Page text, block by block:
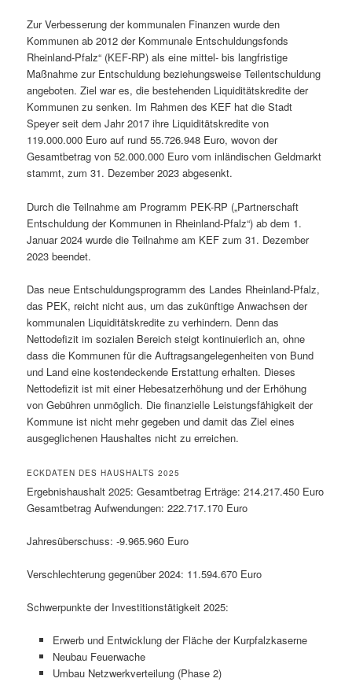
Zur Verbesserung der kommunalen Finanzen wurde den
Kommunen ab 2012 der Kommunale Entschuldungsfonds
Rheinland-Pfalz“ (KEF-RP) als eine mittel- bis langfristige
Maßnahme zur Entschuldung beziehungsweise Teilentschuldung
angeboten. Ziel war es, die bestehenden Liquiditätskredite der
Kommunen zu senken. Im Rahmen des KEF hat die Stadt
Speyer seit dem Jahr 2017 ihre Liquiditätskredite von
119.000.000 Euro auf rund 55.726.948 Euro, wovon der
Gesamtbetrag von 52.000.000 Euro vom inländischen Geldmarkt
stammt, zum 31. Dezember 2023 abgesenkt.
Durch die Teilnahme am Programm PEK-RP („Partnerschaft
Entschuldung der Kommunen in Rheinland-Pfalz“) ab dem 1.
Januar 2024 wurde die Teilnahme am KEF zum 31. Dezember
2023 beendet.
Das neue Entschuldungsprogramm des Landes Rheinland-Pfalz,
das PEK, reicht nicht aus, um das zukünftige Anwachsen der
kommunalen Liquiditätskredite zu verhindern. Denn das
Nettodefizit im sozialen Bereich steigt kontinuierlich an, ohne
dass die Kommunen für die Auftragsangelegenheiten von Bund
und Land eine kostendeckende Erstattung erhalten. Dieses
Nettodefizit ist mit einer Hebesatzerhöhung und der Erhöhung
von Gebühren unmöglich. Die finanzielle Leistungsfähigkeit der
Kommune ist nicht mehr gegeben und damit das Ziel eines
ausgeglichenen Haushaltes nicht zu erreichen.
ECKDATEN DES HAUSHALTS 2025
Ergebnishaushalt 2025: Gesamtbetrag Erträge: 214.217.450 Euro
Gesamtbetrag Aufwendungen: 222.717.170 Euro
Jahresüberschuss: -9.965.960 Euro
Verschlechterung gegenüber 2024: 11.594.670 Euro
Schwerpunkte der Investitionstätigkeit 2025:
Erwerb und Entwicklung der Fläche der Kurpfalzkaserne
Neubau Feuerwache
Umbau Netzwerkverteilung (Phase 2)